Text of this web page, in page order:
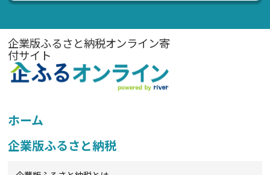
企業版ふるさと納税オンライン寄
付サイト
ホーム
企業版ふるさと納税